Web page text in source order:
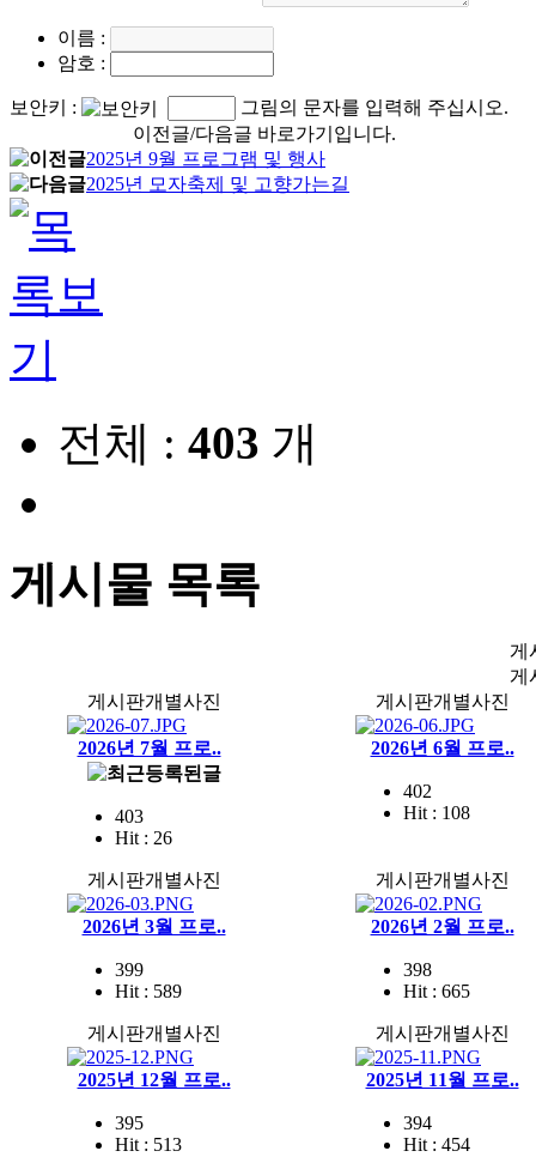
이름 :
암호 :
보안키 :
그림의 문자를 입력해 주십시오.
이전글/다음글 바로가기입니다.
2025년 9월 프로그램 및 행사
2025년 모자축제 및 고향가는길
전체 : 403 개
게시물 목록
게
게
게시판개별사진
2026년 7월 프로..
403
Hit : 26
게시판개별사진
2026년 6월 프로..
402
Hit : 108
게시판개별사진
2026년 3월 프로..
399
Hit : 589
게시판개별사진
2026년 2월 프로..
398
Hit : 665
게시판개별사진
2025년 12월 프로..
395
Hit : 513
게시판개별사진
2025년 11월 프로..
394
Hit : 454